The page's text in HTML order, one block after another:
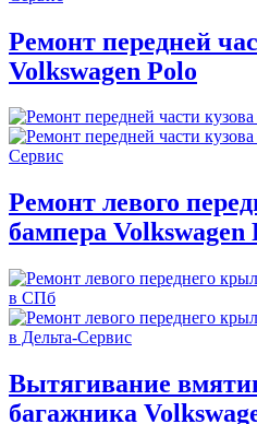
Ремонт передней
Volkswagen Polo
Ремонт левого
бампера Volkswagen
Вытягивание
багажника